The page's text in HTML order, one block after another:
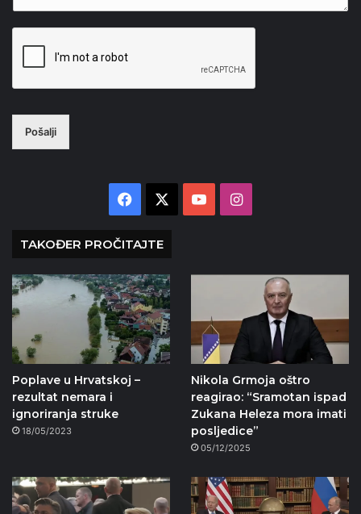
Pošalji
Facebook YouTubeInstagram
TAKOĐER PROČITAJTE
Poplave u Hrvatskoj –
rezultat nemara i
ignoriranja struke
18/05/2023
Nikola Grmoja oštro
reagirao: “Sramotan ispad
Zukana Heleza mora imati
posljedice”
05/12/2025